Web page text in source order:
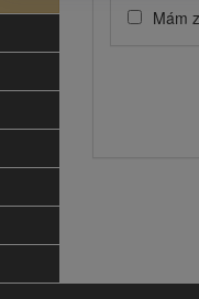
Mám